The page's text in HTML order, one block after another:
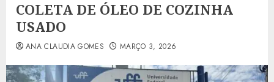
COLETA DE ÓLEO DE COZINHA
USADO
ANA CLAUDIA GOMES MARÇO 3, 2026